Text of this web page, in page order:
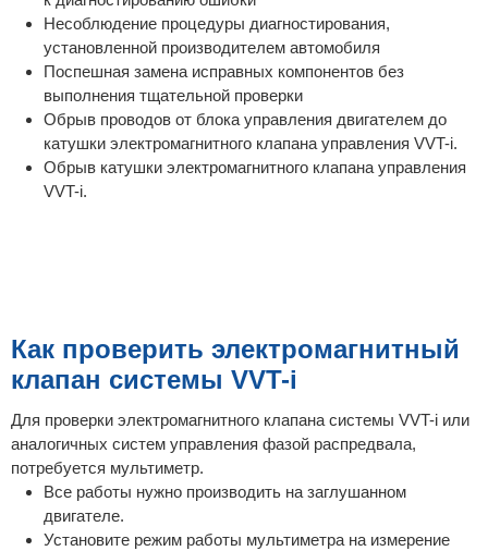
Несоблюдение процедуры диагностирования,
установленной производителем автомобиля
Поспешная замена исправных компонентов без
выполнения тщательной проверки
Обрыв проводов от блока управления двигателем до
катушки электромагнитного клапана управления VVT-i.
Обрыв катушки электромагнитного клапана управления
VVT-i.
Как проверить электромагнитный
клапан системы VVT-i
Для проверки электромагнитного клапана системы VVT-i или
аналогичных систем управления фазой распредвала,
потребуется мультиметр.
Все работы нужно производить на заглушанном
двигателе.
Установите режим работы мультиметра на измерение